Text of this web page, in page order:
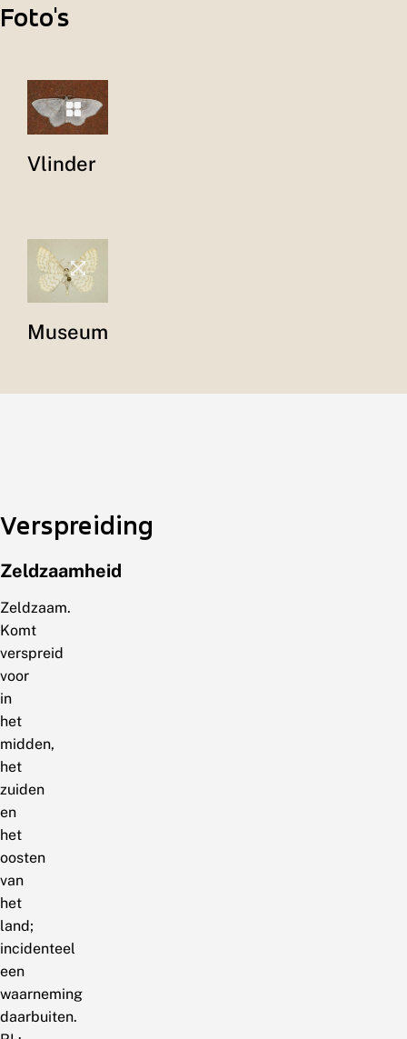
Foto's
Vlinder
Museum
Verspreiding
Zeldzaamheid
Zeldzaam.
Komt
verspreid
voor
in
het
midden,
het
zuiden
en
het
oosten
van
het
land;
incidenteel
een
waarneming
daarbuiten.